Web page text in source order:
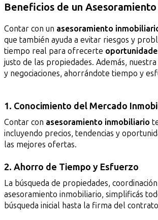
Beneficios de un
Contar con un asesoramiento
que también ayuda a evitar riesgos y
tiempo real para ofrecerte
justo de las propiedades. Además,
y negociaciones, ahorrándote tiempo y
1. Conocimiento del Mercado
Contar con asesoramiento inmobiliario
incluyendo precios, tendencias y
las mejores ofertas.
2. Ahorro de Tiempo y Esfuerzo
La búsqueda de propiedades,
asesoramiento inmobiliario, simplificás
búsqueda inicial hasta la firma del